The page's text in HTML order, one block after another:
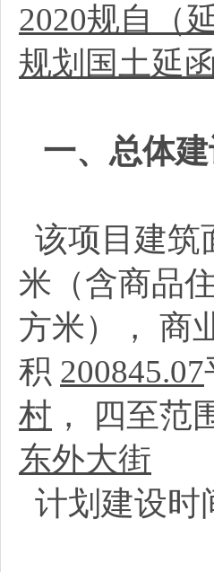
2020规自（
规划国土延
一、总体
该项目建筑
米（含商品
方米）， 商
积 200845.07
村 ， 四至范
东外大街
计划建设时